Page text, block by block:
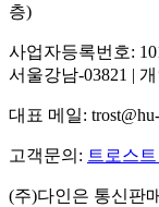
층)
사업자등록번호:
서울강남-03821 |
대표 메일:
고객문의: 트로스
(주)다인은 통신판